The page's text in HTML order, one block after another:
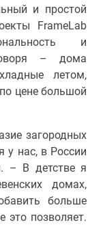
и простой
FrameLab
и
– дома
летом,
цене большой
загородных
у нас, в России
– В детстве я
домах,
больше
это позволяет.